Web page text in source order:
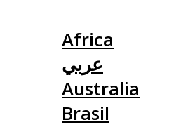
Africa
عربي
Australia
Brasil